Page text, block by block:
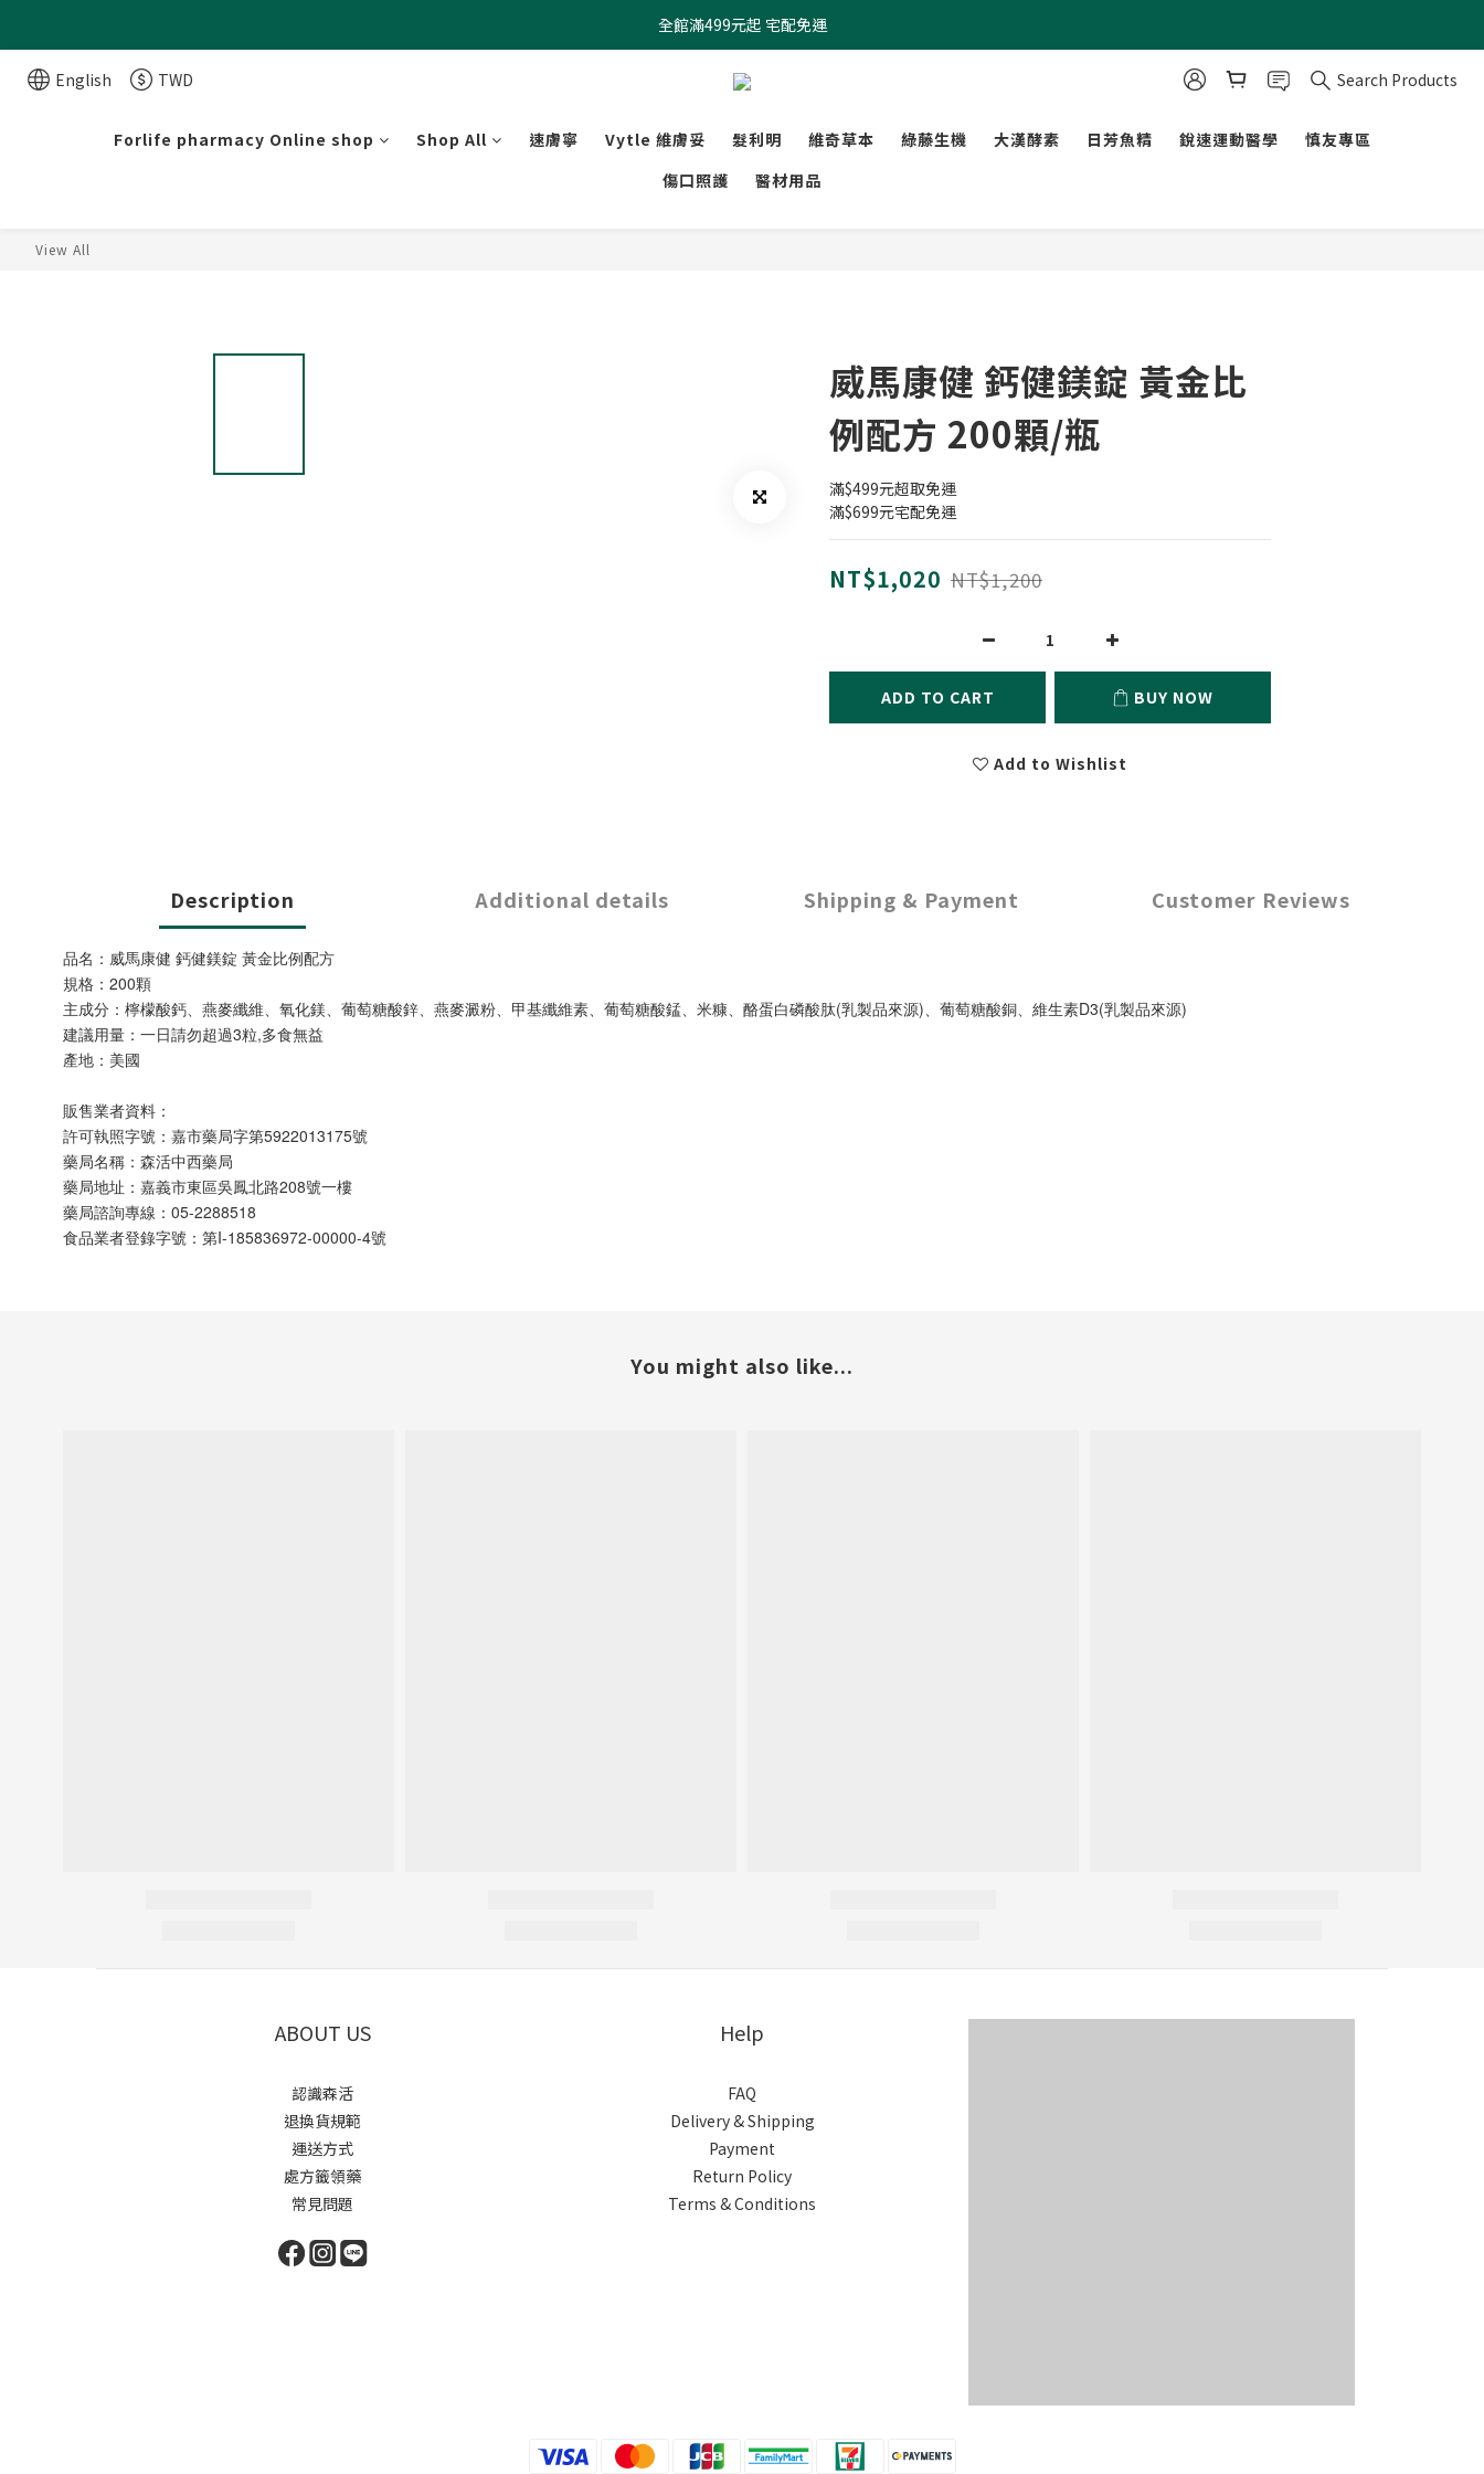
全館滿499元起 宅配免運
全館滿499元起 宅配免運
加入會員 $100元購物金現領現折
English TWD Search Products
Forlife pharmacy Online shop Shop All 速膚寧 Vytle 維膚妥 髮利明 維奇草本 綠藤生機 大漢酵素 日芳魚精 銳速運動醫學
慎友專區
傷口照護
醫材用品
View All
威馬康健 鈣健鎂錠 黃金比
例配方 200顆/瓶
滿$499元超取免運
滿$699元宅配免運
NT$1,020 NT$1,200
ADD TO CART BUY NOW
Add to Wishlist
Description Additional details Shipping & Payment Customer Reviews
品名：威馬康健 鈣健鎂錠 黃金比例配方
規格：200顆
主成分：檸檬酸鈣、燕麥纖維、氧化鎂、葡萄糖酸鋅、燕麥澱粉、甲基纖維素、葡萄糖酸錳、米糠、酪蛋白磷酸肽(乳製品來源)、葡萄糖酸銅、維生素D3(乳製品來源)
建議用量：一日請勿超過3粒,多食無益
產地：美國
販售業者資料：
許可執照字號：嘉市藥局字第5922013175號
藥局名稱：森活中西藥局
藥局地址：嘉義市東區吳鳳北路208號一樓
藥局諮詢專線：05-2288518
食品業者登錄字號：第I-185836972-00000-4號
You might also like...
ABOUT US
認識森活
退換貨規範
運送方式
處方籤領藥
常見問題
Help
FAQ
Delivery & Shipping
Payment
Return Policy
Terms & Conditions